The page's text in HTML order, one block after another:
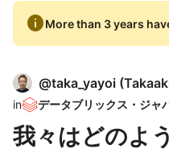
infoMore than 3 years
@taka_yayoi (
in
我々はどのよ